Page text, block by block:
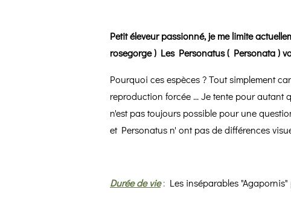
Petit éleveur passionné, je me limite
rosegorge ) Les Personatus ( Personata )
Pourquoi ces espèces ? Tout simplement
reproduction forcée ... Je tente pour autant
n'est pas toujours possible pour une
et Personatus n' ont pas de différences
Durée de vie: Les inséparables